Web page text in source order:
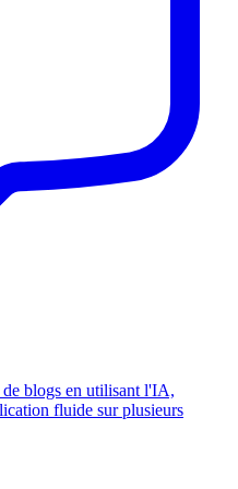
blogs en utilisant l'IA,
fluide sur plusieurs